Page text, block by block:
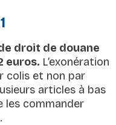
droit de douane
euros. L’exonération
colis et non par
articles à bas
les commander